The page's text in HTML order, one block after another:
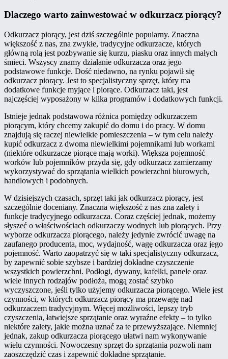
Dlaczego warto zainwestować w odkurzacz piorący?
Odkurzacz piorący, jest dziś szczególnie popularny. Znaczna
większość z nas, zna zwykłe, tradycyjne odkurzacze, których
główną rolą jest pozbywanie się kurzu, piasku oraz innych małych
śmieci. Wszyscy znamy działanie odkurzacza oraz jego
podstawowe funkcje. Dość niedawno, na rynku pojawił się
odkurzacz piorący. Jest to specjalistyczny sprzęt, który ma
dodatkowe funkcje myjące i piorące. Odkurzacz taki, jest
najczęściej wyposażony w kilka programów i dodatkowych funkcji.
Istnieje jednak podstawowa różnica pomiędzy odkurzaczem
piorącym, który chcemy zakupić do domu i do pracy. W domu
znajdują się raczej niewielkie pomieszczenia – w tym celu należy
kupić odkurzacz z dwoma niewielkimi pojemnikami lub workami
(niektóre odkurzacze piorące mają worki). Większa pojemność
worków lub pojemników przyda się, gdy odkurzacz zamierzamy
wykorzystywać do sprzątania wielkich powierzchni biurowych,
handlowych i podobnych.
W dzisiejszych czasach, sprzęt taki jak odkurzacz piorący, jest
szczególnie doceniany. Znaczna większość z nas zna zalety i
funkcje tradycyjnego odkurzacza. Coraz częściej jednak, możemy
słyszeć o właściwościach odkurzaczy wodnych lub piorących. Przy
wyborze odkurzacza piorącego, należy jedynie zwrócić uwagę na
zaufanego producenta, moc, wydajność, wagę odkurzacza oraz jego
pojemność. Warto zaopatrzyć się w taki specjalistyczny odkurzacz,
by zapewnić sobie szybsze i bardziej dokładne czyszczenie
wszystkich powierzchni. Podłogi, dywany, kafelki, panele oraz
wiele innych rodzajów podłoża, mogą zostać szybko
wyczyszczone, jeśli tylko użyjemy odkurzacza piorącego. Wiele jest
czynności, w których odkurzacz piorący ma przewagę nad
odkurzaczem tradycyjnym. Więcej możliwości, lepszy tryb
czyszczenia, łatwiejsze sprzątanie oraz wyraźne efekty – to tylko
niektóre zalety, jakie można uznać za te przewyższające. Niemniej
jednak, zakup odkurzacza piorącego ułatwi nam wykonywanie
wielu czynności. Nowoczesny sprzęt do sprzątania pozwoli nam
zaoszczędzić czas i zapewnić dokładne sprzątanie.